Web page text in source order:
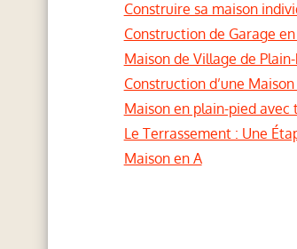
Construire sa maison
Construction de Garage
Maison de Village de
Construction d’une
Maison en plain-pied
Le Terrassement : Une
Maison en A